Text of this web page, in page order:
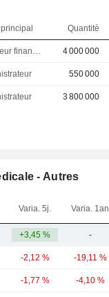
Quantité
4 000 000
550 000
3 800 000
- Autres
Varia. 5j. Varia. 1an
+3,45 % -
-2,12 % -19,11 %
-1,77 % -4,10 %